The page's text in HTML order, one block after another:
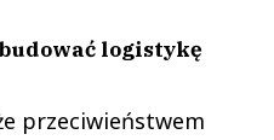
logistykę
przeciwieństwem